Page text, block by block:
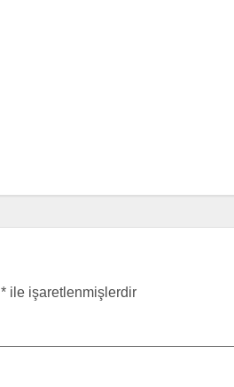
* ile işaretlenmişlerdir